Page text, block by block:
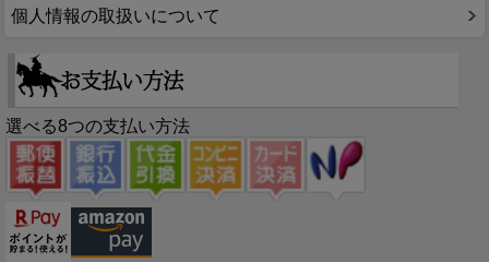
個人情報の取扱いについて
選べる8つの支払い方法